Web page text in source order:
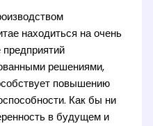
находиться на очень
решениями,
повышению
Как бы ни
в будущем и